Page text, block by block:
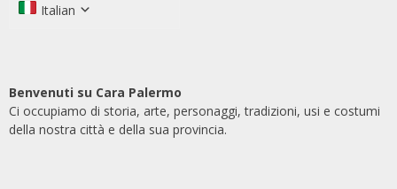
Italian
Benvenuti su Cara Palermo
Ci occupiamo di storia, arte, personaggi, tradizioni, usi e costumi
della nostra città e della sua provincia.